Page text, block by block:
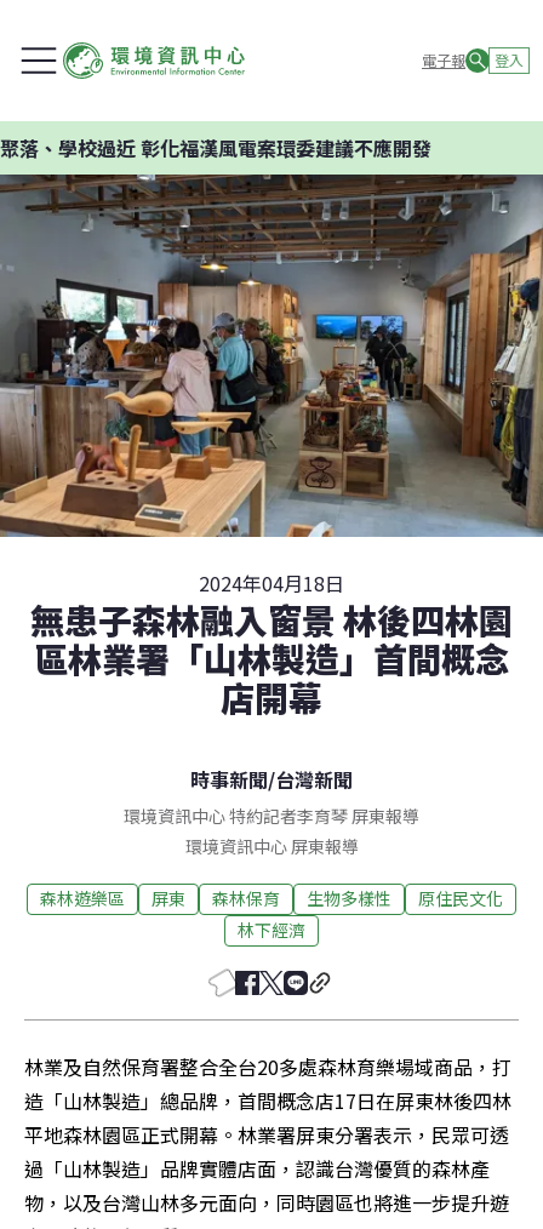
電子報 登入
過近 彰化福漢風電案環委建議不應開發
2024年04月18日
無患子森林融入窗景 林後四林園
區林業署「山林製造」首間概念
店開幕
時事新聞/台灣新聞
環境資訊中心 特約記者李育琴 屏東報導
環境資訊中心 屏東報導
森林遊樂區 屏東 森林保育 生物多樣性
原住民文化
林下經濟
林業及自然保育署整合全台20多處森林育樂場域商品，打
造「山林製造」總品牌，首間概念店17日在屏東林後四林
平地森林園區正式開幕。林業署屏東分署表示，民眾可透
過「山林製造」品牌實體店面，認識台灣優質的森林產
物，以及台灣山林多元面向，同時園區也將進一步提升遊